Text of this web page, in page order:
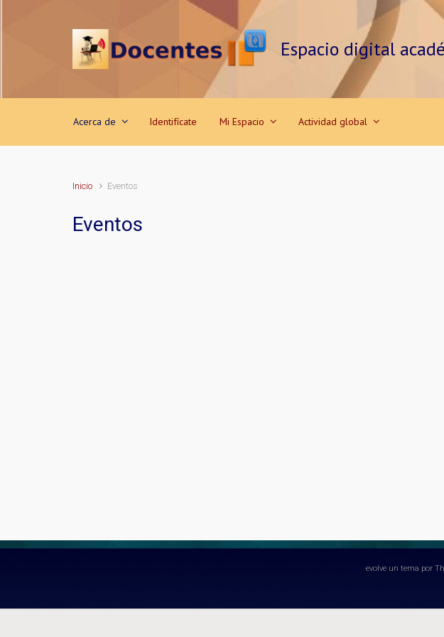
Espacio digital
Acerca de Identifícate Mi Espacio Actividad global
Inicio Eventos
Eventos
evolve un tema por